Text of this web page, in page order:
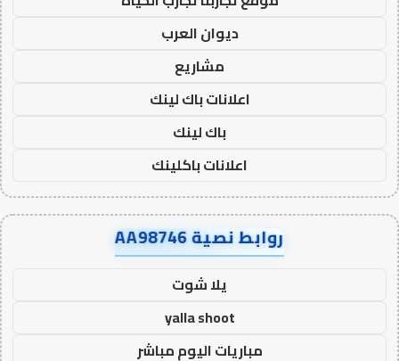
ديوان العرب
مشاريع
اعلانات باك لينك
باك لينك
اعلانات باكلينك
روابط نصية AA98746
يلا شوت
yalla shoot
مباريات اليوم مباشر